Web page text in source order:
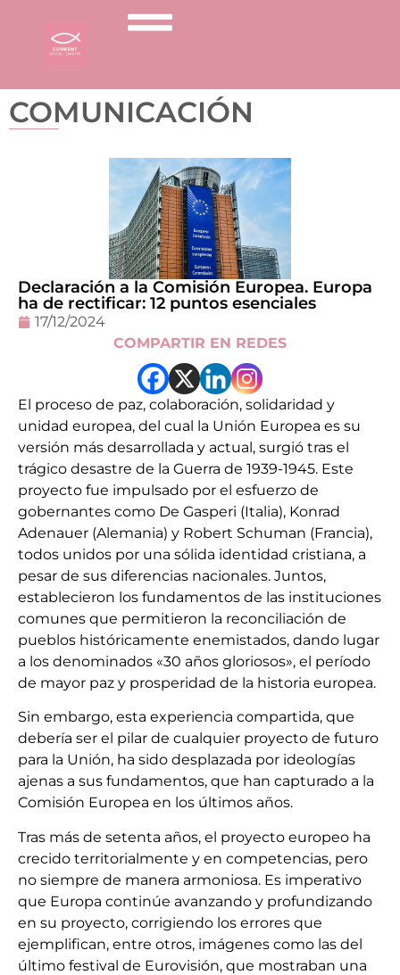
COMUNICACIÓN
Declaración a la Comisión Europea. Europa
ha de rectificar: 12 puntos esenciales
17/12/2024
COMPARTIR EN REDES
El proceso de paz, colaboración, solidaridad y
unidad europea, del cual la Unión Europea es su
versión más desarrollada y actual, surgió tras el
trágico desastre de la Guerra de 1939-1945. Este
proyecto fue impulsado por el esfuerzo de
gobernantes como De Gasperi (Italia), Konrad
Adenauer (Alemania) y Robert Schuman (Francia),
todos unidos por una sólida identidad cristiana, a
pesar de sus diferencias nacionales. Juntos,
establecieron los fundamentos de las instituciones
comunes que permitieron la reconciliación de
pueblos históricamente enemistados, dando lugar
a los denominados «30 años gloriosos», el período
de mayor paz y prosperidad de la historia europea.
Sin embargo, esta experiencia compartida, que
debería ser el pilar de cualquier proyecto de futuro
para la Unión, ha sido desplazada por ideologías
ajenas a sus fundamentos, que han capturado a la
Comisión Europea en los últimos años.
Tras más de setenta años, el proyecto europeo ha
crecido territorialmente y en competencias, pero
no siempre de manera armoniosa. Es imperativo
que Europa continúe avanzando y profundizando
en su proyecto, corrigiendo los errores que
ejemplifican, entre otros, imágenes como las del
último festival de Eurovisión, que mostraban una